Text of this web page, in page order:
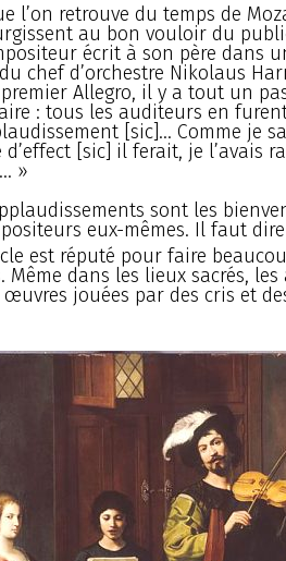
l’on retrouve du temps de
au bon vouloir du
écrit à son père dans
du chef d’orchestre Nikolaus
Allegro, il y a tout un
: tous les auditeurs en
[sic]... Comme je
d’effect [sic] il ferait, je l’avais
»
sont les
eux-mêmes. Il faut
est réputé pour faire
dans les lieux sacrés, les
jouées par des cris et